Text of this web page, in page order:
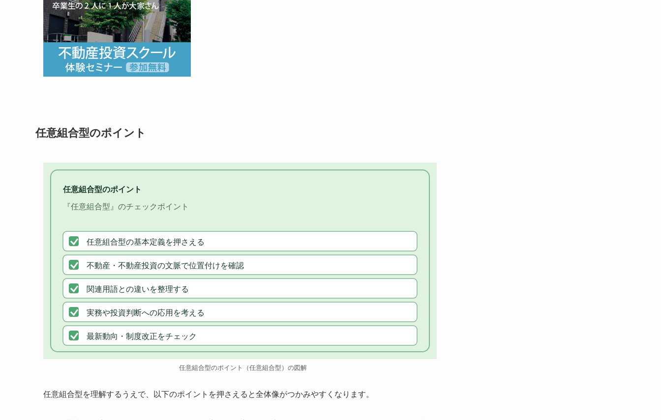
任意組合型のポイント
任意組合型のポイント
『任意組合型』のチェックポイント
任意組合型の基本定義を押さえる
不動産・不動産投資の文脈で位置付けを確認
関連用語との違いを整理する
実務や投資判断への応用を考える
最新動向・制度改正をチェック
任意組合型のポイント（任意組合型）の図解
任意組合型を理解するうえで、以下のポイントを押さえると全体像がつかみやすくなります。